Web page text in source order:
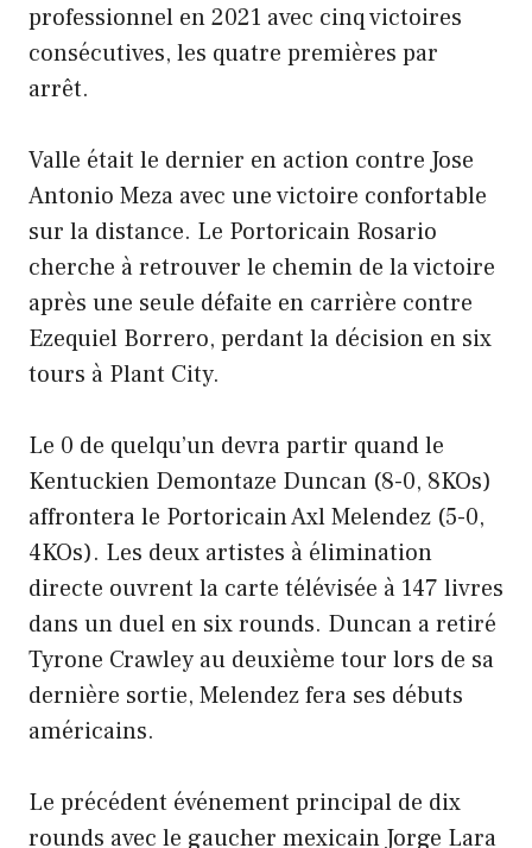
professionnel en 2021 avec cinq victoires
consécutives, les quatre premières par
arrêt.
Valle était le dernier en action contre Jose
Antonio Meza avec une victoire confortable
sur la distance. Le Portoricain Rosario
cherche à retrouver le chemin de la victoire
après une seule défaite en carrière contre
Ezequiel Borrero, perdant la décision en six
tours à Plant City.
Le 0 de quelqu’un devra partir quand le
Kentuckien Demontaze Duncan (8-0, 8KOs)
affrontera le Portoricain Axl Melendez (5-0,
4KOs). Les deux artistes à élimination
directe ouvrent la carte télévisée à 147 livres
dans un duel en six rounds. Duncan a retiré
Tyrone Crawley au deuxième tour lors de sa
dernière sortie, Melendez fera ses débuts
américains.
Le précédent événement principal de dix
rounds avec le gaucher mexicain Jorge Lara